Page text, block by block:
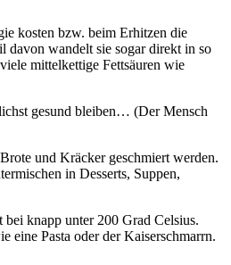
kosten bzw. beim Erhitzen die
davon wandelt sie sogar direkt in so
mittelkettige Fettsäuren wie
gesund bleiben… (Der Mensch
und Kräcker geschmiert werden.
in Desserts, Suppen,
knapp unter 200 Grad Celsius.
eine Pasta oder der Kaiserschmarrn.